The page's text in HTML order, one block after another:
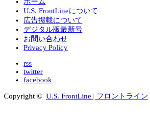
U.S. FrontLineについて
広告掲載について
デジタル版最新号
お問い合わせ
Privacy Policy
rss
twitter
facebook
Copyright © U.S. FrontLine | フロントライン